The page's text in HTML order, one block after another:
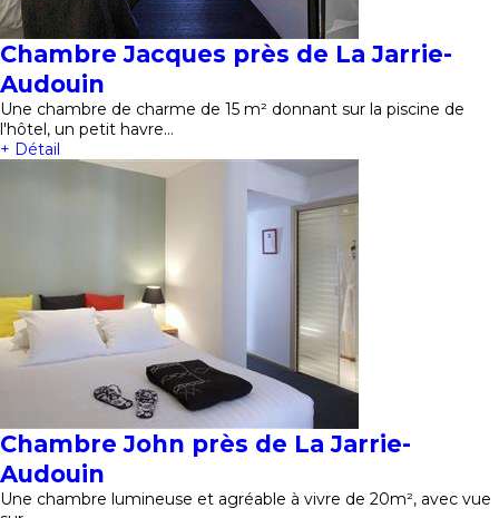
Chambre Jacques près de La Jarrie-
Audouin
Une chambre de charme de 15 m² donnant sur la piscine de
l'hôtel, un petit havre…
+ Détail
Chambre John près de La Jarrie-
Audouin
Une chambre lumineuse et agréable à vivre de 20m², avec vue